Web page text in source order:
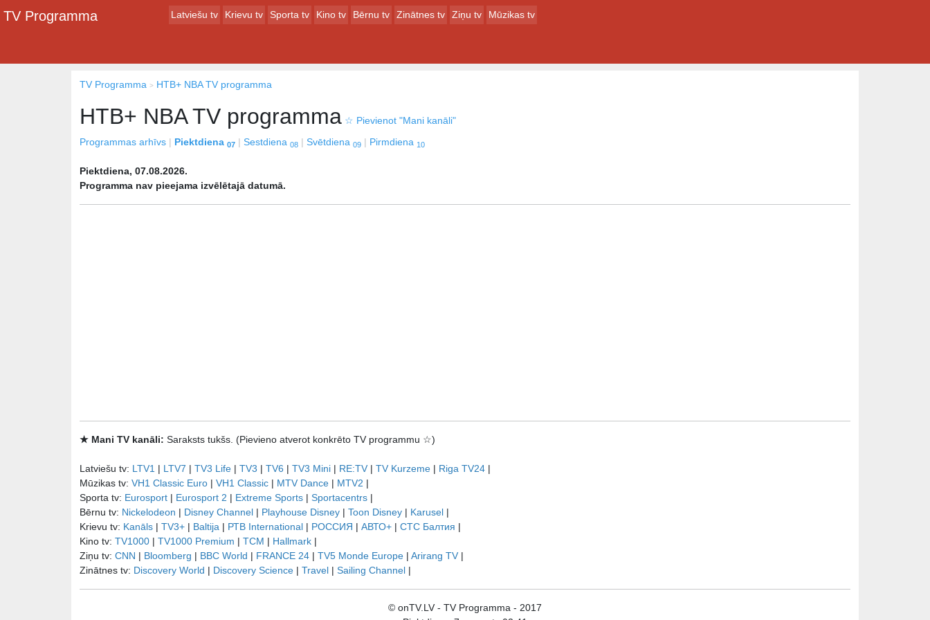
TV Programma Latviešu tv Krievu tv Sporta tv Kino tv Bērnu tv Zinātnes tv Ziņu tv Mūzikas tv
TV Programma НТВ+ NBA TV programma
НТВ+ NBA TV programma ☆ Pievienot "Mani kanāli"
Programmas arhīvs
Piektdiena 07 Sestdiena 08 Svētdiena 09 Pirmdiena 10
Piektdiena, 07.08.2026.
Programma nav pieejama izvēlētajā datumā.
★ Mani TV kanāli: Saraksts tukšs. (Pievieno atverot konkrēto TV programmu ☆)
Latviešu tv: LTV1 | LTV7 | TV3 Life | TV3 | TV6 | TV3 Mini | RE:TV | TV Kurzeme | Riga TV24 |
Mūzikas tv: VH1 Classic Euro | VH1 Classic | MTV Dance | MTV2 |
Sporta tv: Eurosport | Eurosport 2 | Extreme Sports | Sportacentrs |
Bērnu tv: Nickelodeon | Disney Channel | Playhouse Disney | Toon Disney | Karusel |
Krievu tv: Kanāls | TV3+ | Baltija | РТB International | РОССИЯ | АВТО+ | СТС Балтия |
Kino tv: TV1000 | TV1000 Premium | TCM | Hallmark |
Ziņu tv: CNN | Bloomberg | BBC World | FRANCE 24 | TV5 Monde Europe | Arirang TV |
Zinātnes tv: Discovery World | Discovery Science | Travel | Sailing Channel |
© onTV.LV - TV Programma - 2017